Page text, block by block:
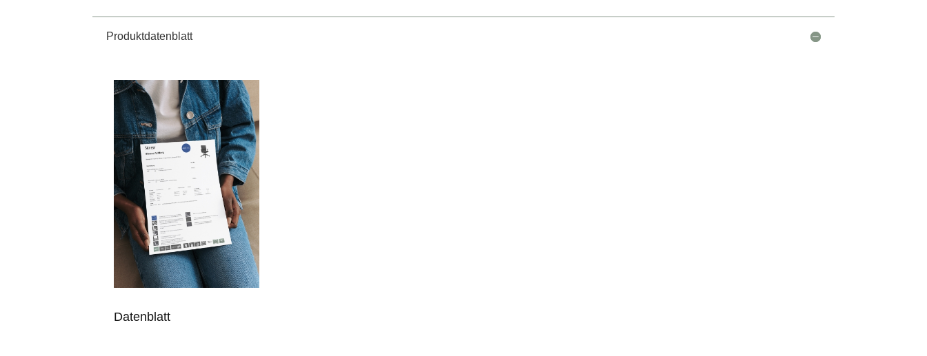
Produktdatenblatt
Datenblatt